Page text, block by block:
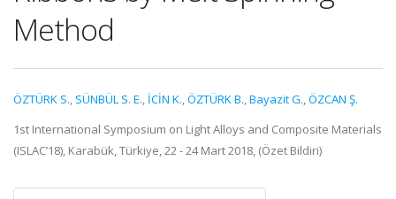
Method
ÖZTÜRK S., SÜNBÜL S. E., İCİN K.,ÖZTÜRK B.,Bayazit G.,ÖZCAN Ş.
1st International Symposium on Light Alloys and Composite Materials
(ISLAC’18), Karabük, Türkiye, 22 - 24 Mart 2018, (Özet Bildiri)